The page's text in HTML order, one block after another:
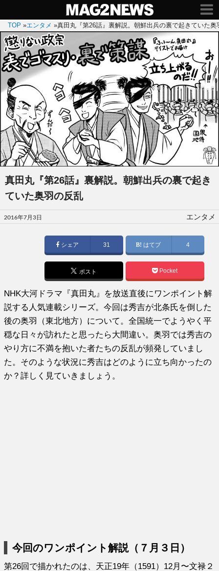
TOP »エンタメ »真田丸『第26話』裏解説。朝鮮出兵の裏で起きていた奥
真田丸『第26話』裏解説。朝鮮出兵の裏で起き
ていた奥羽の反乱
投
稿
2016年7月3日 エンタメ
シェア 31 はてブ 4
ポスト Pocket
NHK大河ドラマ『真田丸』を放送直後にワンポイント解
説する人気連載シリーズ。今回は秀吉が北条氏を倒した
後の奥羽（東北地方）について。全国統一でようやく平
穏な日々が訪れたと思ったら大間違い。奥羽では秀吉の
やり方に不満を抱いた者たちの反乱が頻発していまし
た。そのような状況に秀吉はどのように立ち向かったの
か？詳しく見ていきましょう。
今回のワンポイント解説（７月３日）
第26回で描かれたのは、天正19年（1591）12月〜文禄２